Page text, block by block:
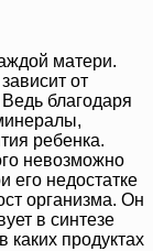
матери.
от
благодаря
ребенка.
невозможно
его недостатке
организма. Он
в синтезе
продуктах